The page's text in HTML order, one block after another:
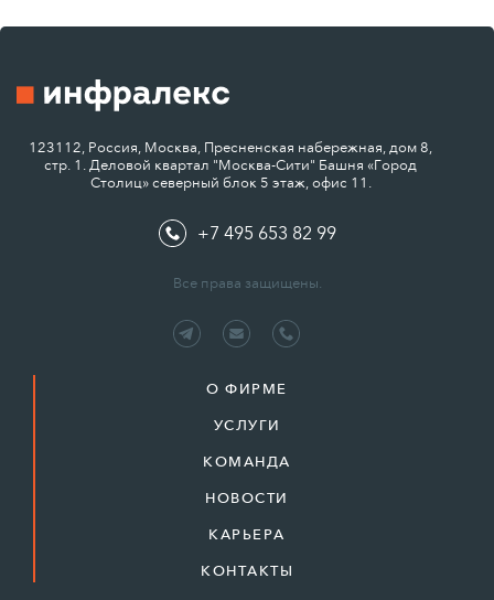
123112, Россия, Москва, Пресненская набережная, дом 8,
стр. 1. Деловой квартал "Москва-Сити" Башня «Город
Столиц» северный блок 5 этаж, офис 11.
+7 495 653 82 99
Все права защищены.
О ФИРМЕ
УСЛУГИ
КОМАНДА
НОВОСТИ
КАРЬЕРА
КОНТАКТЫ